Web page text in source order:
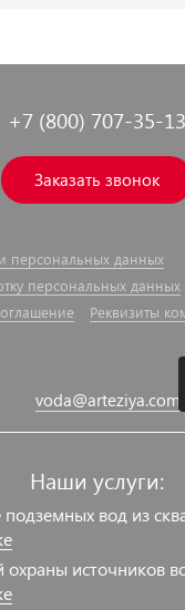
+7 (800) 707-35-13
Заказать звонок
персональных данных
персональных данных
Реквизиты
voda@arteziya.com
Наши услуги:
вод из
охраны источников